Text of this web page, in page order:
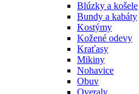
Blúzky a košele
Bundy a kabáty
Kostýmy
Kožené odevy
Kraťasy
Mikiny
Nohavice
Obuv